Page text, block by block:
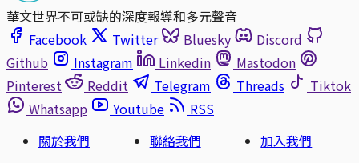
華文世界不可或缺的深度報導和多元聲音
Facebook
Twitter Bluesky
Discord
Github
Instagram Linkedin
Mastodon
Pinterest
Reddit Telegram Threads
Tiktok
Whatsapp
Youtube
RSS
關於我們
聯絡我們
加入我們